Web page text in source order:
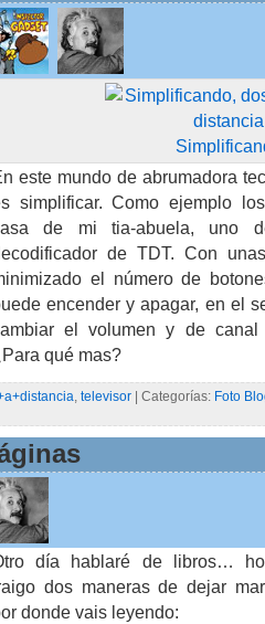
este mundo de abrumadora
simplificar. Como ejemplo
de mi tia-abuela, uno
de TDT. Con
el número de
encender y apagar, en el
el volumen y de canal
qué mas?
televisor | Categorías: Foto
día hablaré de libros…
dos maneras de dejar
donde vais leyendo: